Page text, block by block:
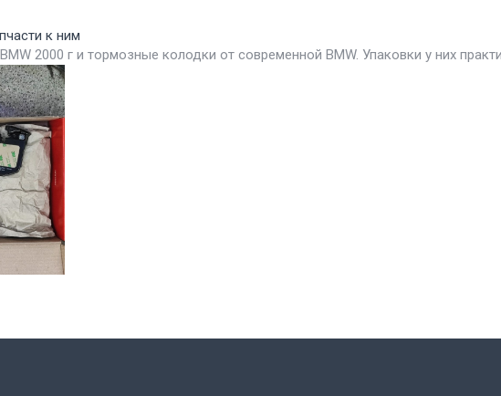
к ним
2000 г и тормозные колодки от современной BMW. Упаковки у них